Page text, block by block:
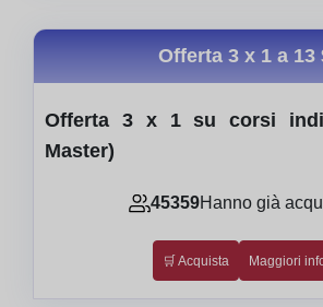
Offerta 3 x 1 a 13
Offerta 3 x 1 su corsi
Master)
45359Hanno già
🛒 Acquista Maggiori